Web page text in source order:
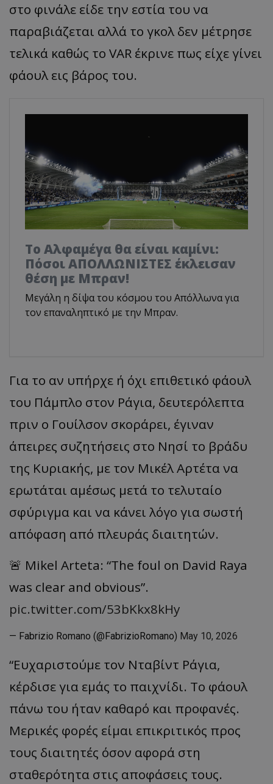
στο φινάλε είδε την εστία του να
παραβιάζεται αλλά το γκολ δεν μέτρησε
τελικά καθώς το VAR έκρινε πως είχε γίνει
φάουλ εις βάρος του.
Το Αλφαμέγα θα είναι καμίνι:
Πόσοι ΑΠΟΛΛΩΝΙΣΤΕΣ έκλεισαν
θέση με Μπραν!
Μεγάλη η δίψα του κόσμου του Απόλλωνα για
τον επαναληπτικό με την Μπραν.
Για το αν υπήρχε ή όχι επιθετικό φάουλ
του Πάμπλο στον Ράγια, δευτερόλεπτα
πριν ο Γουίλσον σκοράρει, έγιναν
άπειρες συζητήσεις στο Νησί το βράδυ
της Κυριακής, με τον ΜικέλΑρτέτανα
ερωτάται αμέσως μετά το τελυταίο
σφύριγμα και να κάνει λόγο για σωστή
απόφαση από πλευράς διαιτητών.
🚨 Mikel Arteta: “The foul on David Raya
was clear and obvious”.
pic.twitter.com/53bKkx8kHy
— Fabrizio Romano (@FabrizioRomano) May 10, 2026
“Ευχαριστούμε τον Νταβίντ Ράγια,
κέρδισεγια εμάς το παιχνίδι. Το φάουλ
πάνω του ήταν καθαρό και προφανές.
Μερικές φορές είμαι επικριτικός προς
τους διαιτητές όσον αφορά στη
σταθερότητα στις αποφάσεις τους.